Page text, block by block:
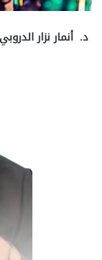
د. أنمار نزار